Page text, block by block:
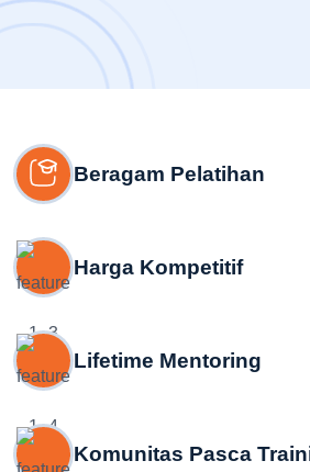
Beragam Pelatihan
Harga Kompetitif
Lifetime Mentoring
Komunitas Pasca